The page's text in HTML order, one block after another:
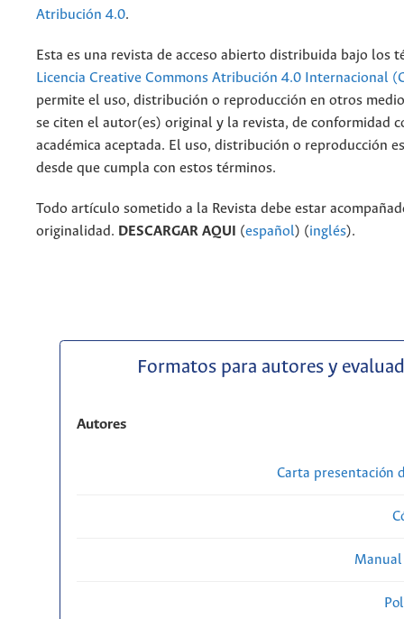
Atribución 4.0.
Esta es una revista de acceso abierto distribuida bajo los
Licencia Creative Commons Atribución 4.0 Internacional
permite el uso, distribución o reproducción en otros
se citen el autor(es) original y la revista, de conformidad
académica aceptada. El uso, distribución o reproducción
desde que cumpla con estos términos.
Todo artículo sometido a la Revista debe estar
originalidad. DESCARGAR AQUI (español) (inglés).
Formatos para autores y
Autores
Carta presentación